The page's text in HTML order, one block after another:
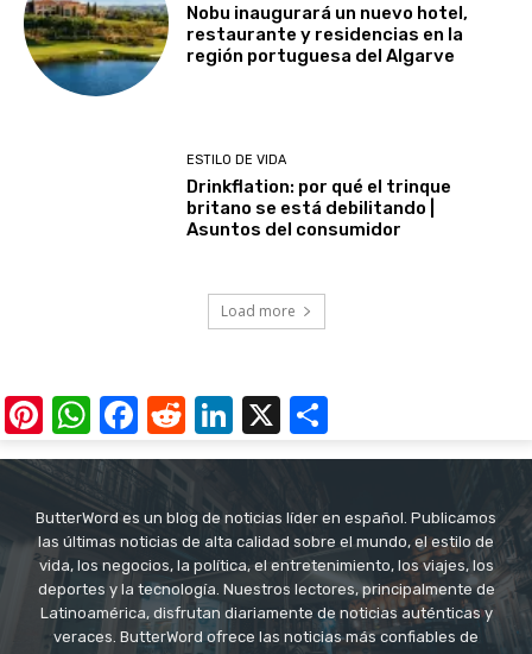
Nobu inaugurará un nuevo hotel,
restaurante y residencias en la
región portuguesa del Algarve
ESTILO DE VIDA
Drinkflation: por qué el trinque
britano se está debilitando |
Asuntos del consumidor
Load more
Pinterest
WhatsApp
Facebook
RedditLinkedIn
X
ButterWord es un blog de noticias líder en español. Publicamos
las últimas noticias de alta calidad sobre el mundo, el estilo de
vida, los negocios, la política, el entretenimiento, los viajes, los
deportes y la tecnología. Nuestros lectores, principalmente de
Latinoamérica, disfrutan diariamente de noticias auténticas y
veraces. ButterWord ofrece las noticias más confiables de